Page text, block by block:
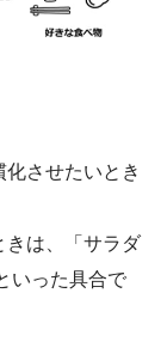
させたいとき
きは、「サラダ
いった具合で